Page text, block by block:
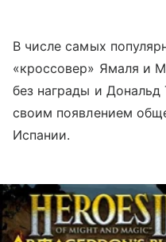
В числе самых
«кроссовер» Ямаля и
без награды и
своим появлением
Испании.